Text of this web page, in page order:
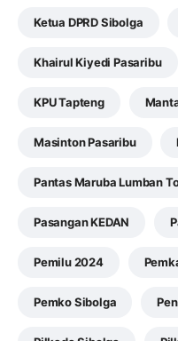
Ketua DPRD Sibolga
Khairul Kiyedi Pasaribu
KPU Tapteng
Masinton Pasaribu
Pantas Maruba Lumban
Pasangan KEDAN
Pemilu 2024
Pemko Sibolga